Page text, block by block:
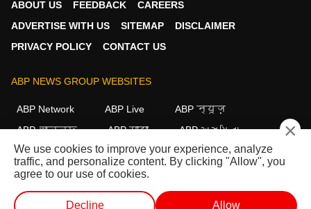
ABOUT US FEEDBACK
CAREERS
ADVERTISE WITH US
SITEMAP
DISCLAIMER
PRIVACY POLICY
CONTACT US
ABP NEWS GROUP WEBSITES
ABP Network ABP Live
ABP न्यूज़
ABP আনন্দ
ABP माझा
ABP અસ્મિતા
ABP Ganga
ABP ਸਾਂਝਾ ABP நாடு ABP దేశం
FOLLOW US
×
We use cookies to improve your experience, analyze
traffic, and personalize content. By clicking "Allow", you
agree to our use of cookies.
Decline Allow